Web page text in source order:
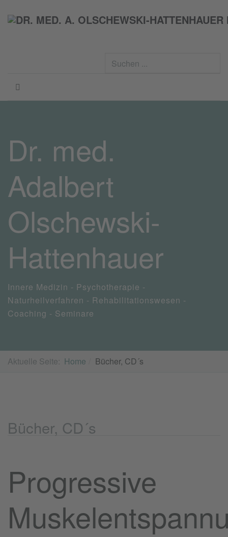
Dr. med.
Adalbert
Olschewski-
Hattenhauer
Innere Medizin - Psychotherapie -
Naturheilverfahren - Rehabilitationswesen -
Coaching - Seminare
Aktuelle Seite: Home Bücher, CD´s
Bücher, CD´s
Progressive